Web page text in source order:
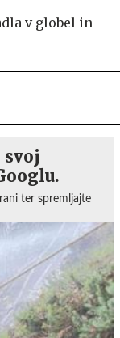
v globel in
svoj
ter spremljajte